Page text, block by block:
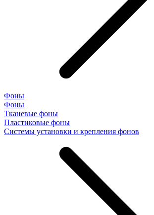
Фоны
Фоны
Тканевые фоны
Пластиковые фоны
Системы установки и крепления фонов